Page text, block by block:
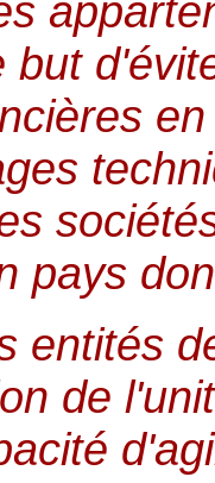
but
pays
entités
de